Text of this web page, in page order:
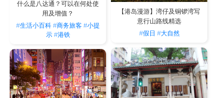
什么是八达通？可以在何处使
用及增值？
#生活小百科#商务旅客 #小提
示 #港铁
【港岛漫游】湾仔及铜锣湾写
意行山路线精选
#假日 #大自然